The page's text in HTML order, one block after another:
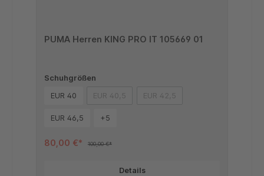
PUMA Herren KING PRO IT 105669 01
Schuhgrößen
EUR 40
EUR 40,5(Diese Option ist zurzeit nicht verfügbar.)
EUR 42,5(Diese Option ist zurzeit nicht
EUR 46,5 +5
80,00 €* 100,00 €*
Details